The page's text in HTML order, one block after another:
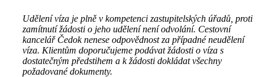
Udělení víza je plně v kompetenci zastupitelských úřadů, proti
zamítnutí žádosti o jeho udělení není odvolání. Cestovní
kancelář Čedok nenese odpovědnost za případné neudělení
víza. Klientům doporučujeme podávat žádosti o víza s
dostatečným předstihem a k žádosti dokládat všechny
požadované dokumenty.